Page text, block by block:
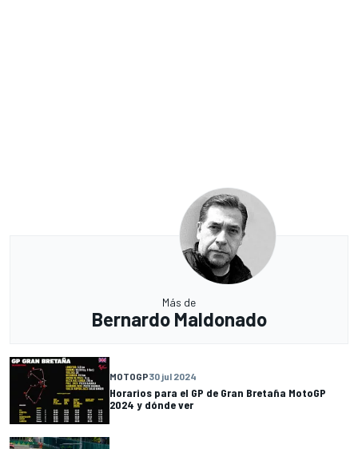
Más de
Bernardo Maldonado
MOTOGP30 jul 2024
Horarios para el GP de Gran Bretaña MotoGP
2024 y dónde ver